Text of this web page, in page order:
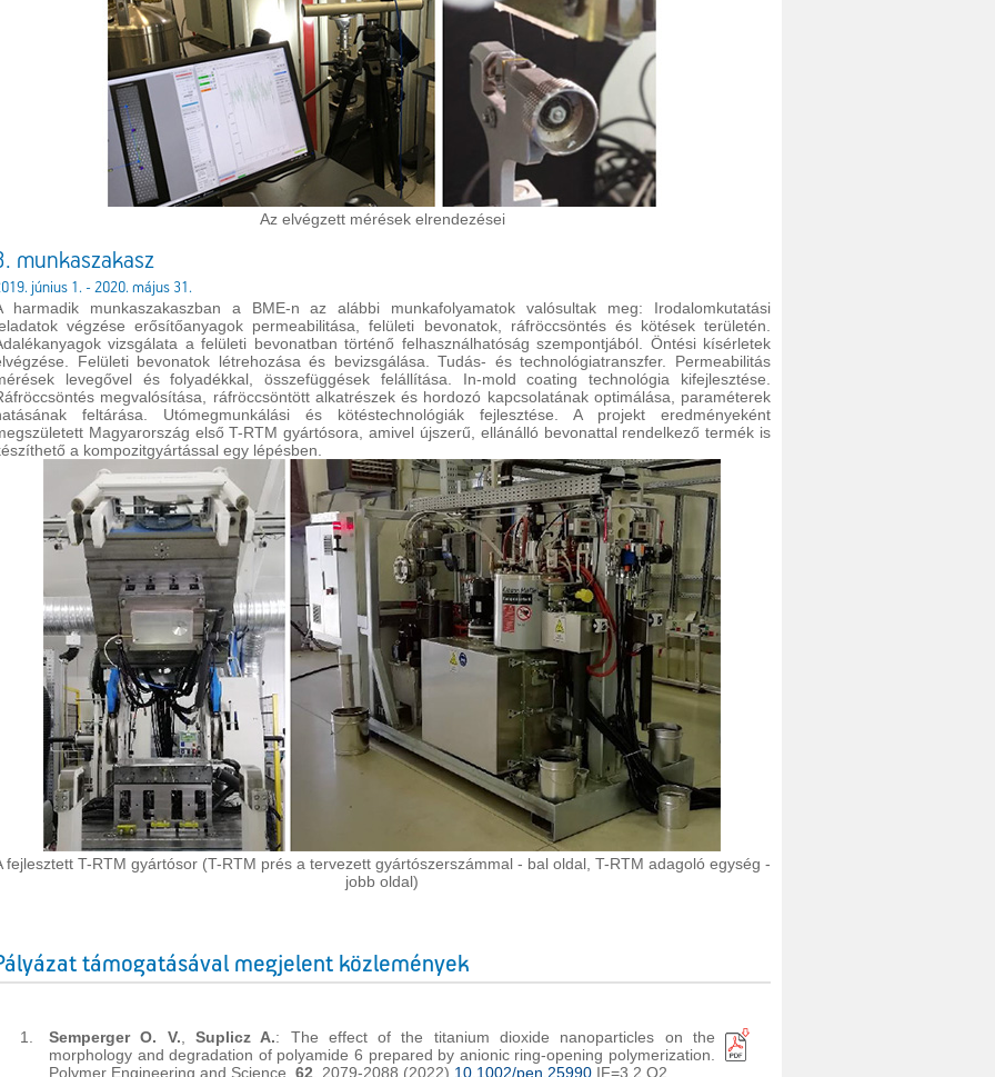
Az elvégzett mérések elrendezései
munkaszakasz
június 1. - 2020. május 31.
harmadik munkaszakaszban a BME-n az alábbi munkafolyamatok valósultak meg: Irodalomkutatási
végzése erősítőanyagok permeabilitása, felületi bevonatok, ráfröccsöntés és kötések területén.
vizsgálata a felületi bevonatban történő felhasználhatóság szempontjából. Öntési kísérletek
Felületi bevonatok létrehozása és bevizsgálása. Tudás- és technológiatranszfer. Permeabilitás
levegővel és folyadékkal, összefüggések felállítása. In-mold coating technológia kifejlesztése.
megvalósítása, ráfröccsöntött alkatrészek és hordozó kapcsolatának optimálása, paraméterek
feltárása. Utómegmunkálási és kötéstechnológiák fejlesztése. A projekt eredményeként
Magyarország első T-RTM gyártósora, amivel újszerű, ellánálló bevonattal rendelkező termék is
a kompozitgyártással egy lépésben.
fejlesztett T-RTM gyártósor (T-RTM prés a tervezett gyártószerszámmal - bal oldal, T-RTM adagoló egység -
jobb oldal)
támogatásával megjelent közlemények
Semperger O. V. Suplicz A.: The effect of the titanium dioxide nanoparticles on the
morphology and degradation of polyamide 6 prepared by anionic ring-opening polymerization.
Polymer Engineering and Science, 62 , 2079-2088 (2022) 10.1002/pen.25990 IF=3.2 Q2